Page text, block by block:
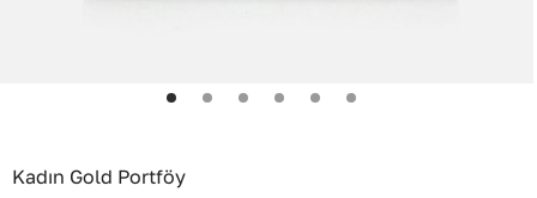
Kadın Gold Portföy